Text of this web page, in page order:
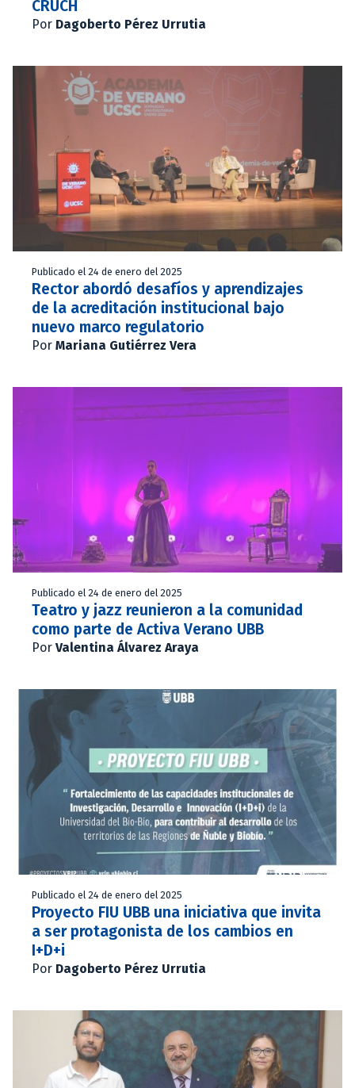
CRUCH
Por Dagoberto Pérez Urrutia
Publicado el 24 de enero del 2025
Rector abordó desafíos y aprendizajes
de la acreditación institucional bajo
nuevo marco regulatorio
Por Mariana Gutiérrez Vera
Publicado el 24 de enero del 2025
Teatro y jazz reunieron a la comunidad
como parte de Activa Verano UBB
Por Valentina Álvarez Araya
Publicado el 24 de enero del 2025
Proyecto FIU UBB una iniciativa que invita
a ser protagonista de los cambios en
I+D+i
Por Dagoberto Pérez Urrutia